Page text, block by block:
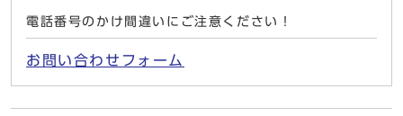
電話番号のかけ間違いにご注意ください！
お問い合わせフォーム